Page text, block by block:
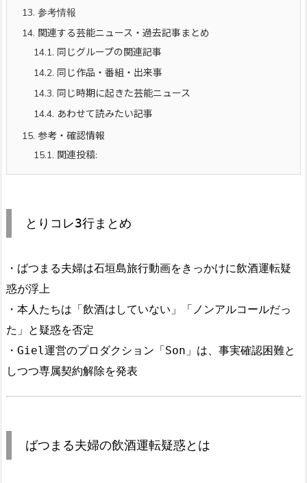
13. 参考情報
14. 関連する芸能ニュース・過去記事まとめ
14.1. 同じグループの関連記事
14.2. 同じ作品・番組・出来事
14.3. 同じ時期に起きた芸能ニュース
14.4. あわせて読みたい記事
15. 参考・確認情報
15.1. 関連投稿:
とりコレ3行まとめ
・ばつまる夫婦は石垣島旅行動画をきっかけに飲酒運転疑
惑が浮上
・本人たちは「飲酒はしていない」「ノンアルコールだっ
た」と疑惑を否定
・Giel運営のプロダクション「Son」は、事実確認困難と
しつつ専属契約解除を発表
ばつまる夫婦の飲酒運転疑惑とは